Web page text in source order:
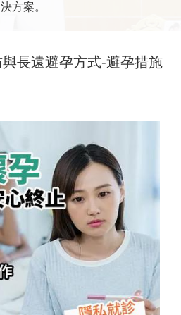
決方案。
長遠避孕方式-避孕措施